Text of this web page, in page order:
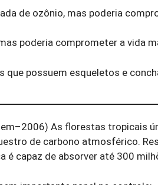
de ozônio, mas poderia
poderia comprometer a vida
que possuem esqueletos e
As florestas tropicais
de carbono atmosférico.
é capaz de absorver até 300